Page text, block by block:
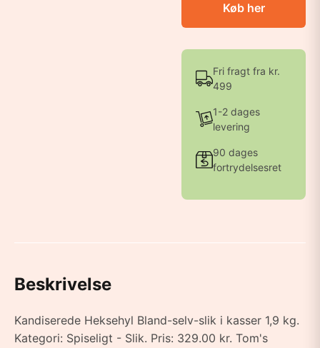
Køb her
Fri fragt fra kr.
499
1-2 dages
levering
90 dages
fortrydelsesret
Beskrivelse
Kandiserede Heksehyl Bland-selv-slik i kasser 1,9 kg.
Kategori: Spiseligt - Slik. Pris: 329.00 kr. Tom's